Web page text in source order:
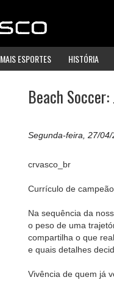
MAIS ESPORTES HISTÓRIA
Beach
Segunda-feira, 27/
crvasco_br
Currículo de
Na sequência da
o peso de uma
compartilha o que
e quais detalhes
Vivência de quem já